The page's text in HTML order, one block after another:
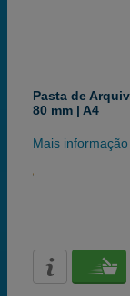
Pasta de
80 mm | A4
Mais informação